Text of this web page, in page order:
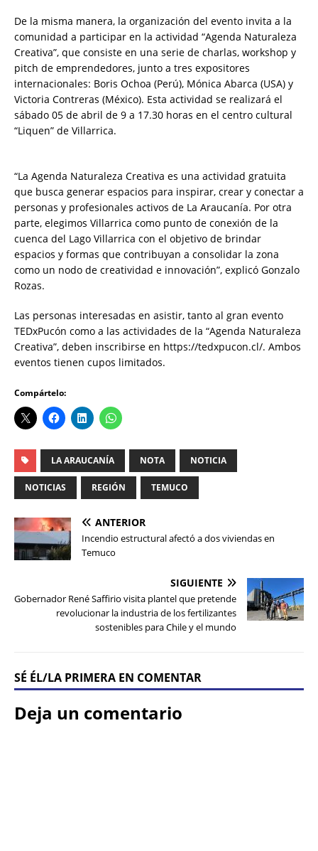
De la misma manera, la organización del evento invita a la
comunidad a participar en la actividad “Agenda Naturaleza
Creativa”, que consiste en una serie de charlas, workshop y
pitch de emprendedores, junto a tres expositores
internacionales: Boris Ochoa (Perú), Mónica Abarca (USA) y
Victoria Contreras (México). Esta actividad se realizará el
sábado 05 de abril de 9 a 17.30 horas en el centro cultural
“Liquen” de Villarrica.
“La Agenda Naturaleza Creativa es una actividad gratuita
que busca generar espacios para inspirar, crear y conectar a
personas y profesionales activos de La Araucanía. Por otra
parte, elegimos Villarrica como punto de conexión de la
cuenca del Lago Villarrica con el objetivo de brindar
espacios y formas que contribuyan a consolidar la zona
como un nodo de creatividad e innovación”, explicó Gonzalo
Rozas.
Las personas interesadas en asistir, tanto al gran evento
TEDxPucón como a las actividades de la “Agenda Naturaleza
Creativa”, deben inscribirse en https://tedxpucon.cl/. Ambos
eventos tienen cupos limitados.
Compártelo:
LA ARAUCANÍA NOTA NOTICIA
NOTICIAS REGIÓN TEMUCO
ANTERIOR
Incendio estructural afectó a dos viviendas en
Temuco
SIGUIENTE
Gobernador René Saffirio visita plantel que pretende
revolucionar la industria de los fertilizantes
sostenibles para Chile y el mundo
SÉ ÉL/LA PRIMERA EN COMENTAR
Deja un comentario